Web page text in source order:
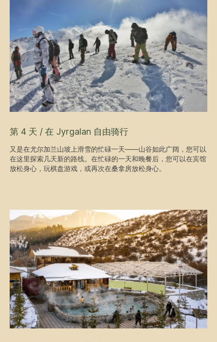
第 4 天 / 在 Jyrgalan 自由骑行
又是在尤尔加兰山坡上滑雪的忙碌一天——山谷如此广阔，您可以
在这里探索几天新的路线。在忙碌的一天和晚餐后，您可以在宾馆
放松身心，玩棋盘游戏，或再次在桑拿房放松身心。